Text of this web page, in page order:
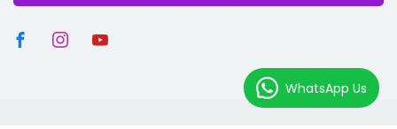
WhatsApp Us